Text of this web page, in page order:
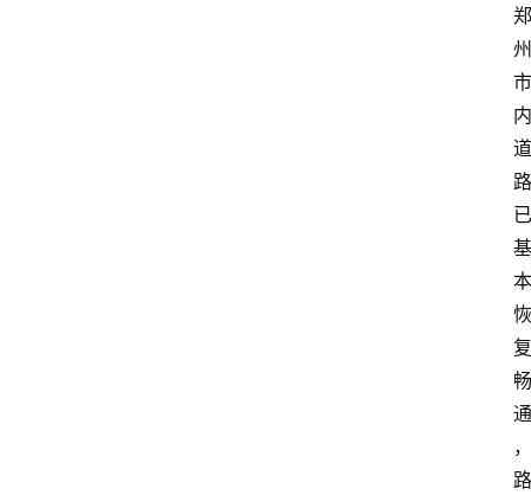
郑
州
市
内
道
路
已
基
本
恢
复
畅
通
，
路